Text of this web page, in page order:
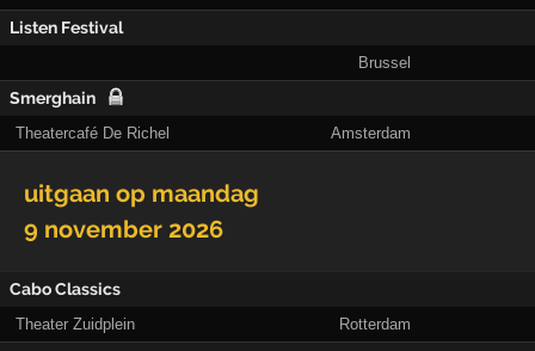
Listen Festival
Brussel
Smerghain
Theatercafé De Richel Amsterdam
uitgaan op maandag
9 november 2026
Cabo Classics
Theater Zuidplein Rotterdam